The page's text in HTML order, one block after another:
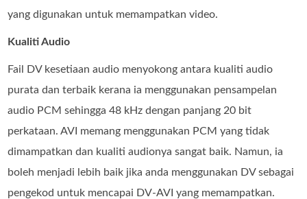
yang digunakan untuk memampatkan video.
Kualiti Audio
Fail DV kesetiaan audio menyokong antara kualiti audio
purata dan terbaik kerana ia menggunakan pensampelan
audio PCM sehingga 48 kHz dengan panjang 20 bit
perkataan. AVI memang menggunakan PCM yang tidak
dimampatkan dan kualiti audionya sangat baik. Namun, ia
boleh menjadi lebih baik jika anda menggunakan DV sebagai
pengekod untuk mencapai DV-AVI yang memampatkan.